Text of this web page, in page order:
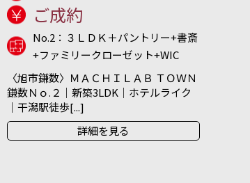
ご成約
No.2：３ＬＤＫ＋パントリー+書斎
+ファミリークローゼット+WIC
〈旭市鎌数〉ＭＡＣＨＩＬＡＢ ＴＯＷＮ
鎌数Ｎｏ.２｜新築3LDK｜ホテルライク
｜干潟駅徒歩[...]
詳細を見る